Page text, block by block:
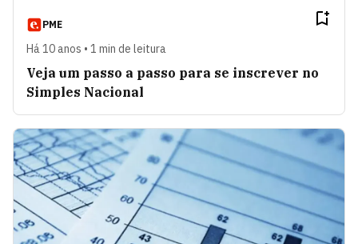
PME
Há 10 anos • 1 min de leitura
Veja um passo a passo para se inscrever no
Simples Nacional